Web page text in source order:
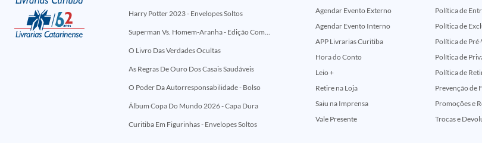
Harry Potter 2023 - Envelopes Soltos
Superman Vs. Homem-Aranha - Edição Comemorativa 50 Anos (Encontros Clássicos Dc E Marvel)
O Livro Das Verdades Ocultas
As Regras De Ouro Dos Casais Saudáveis
O Poder Da Autorresponsabilidade - Bolso
Álbum Copa Do Mundo 2026 - Capa Dura
Curitiba Em Figurinhas - Envelopes Soltos
Agendar Evento Externo
Agendar Evento Interno
APP Livrarias Curitiba
Hora do Conto
Leio +
Retire na Loja
Saiu na Imprensa
Vale Presente
Política de
Política de
Política de
Política de
Política de
Prevenção de
Promoções e
Trocas e